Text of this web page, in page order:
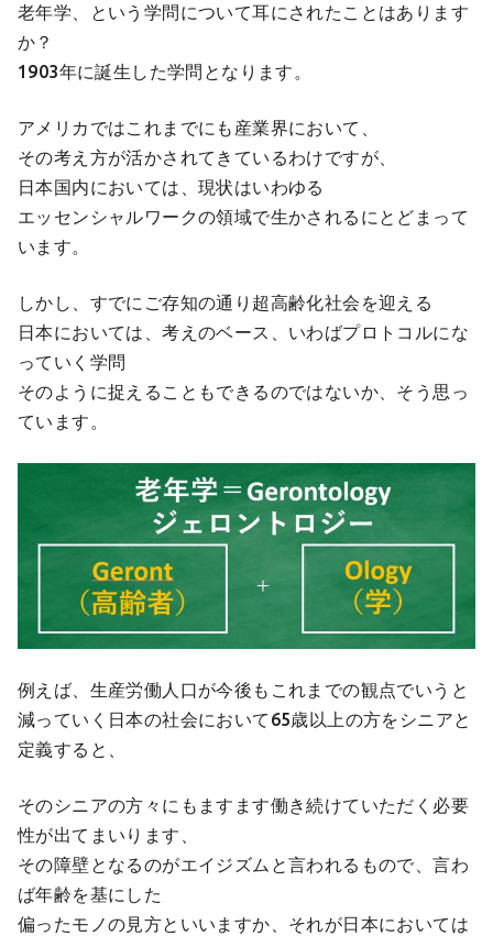
老年学、という学問について耳にされたことはあります
か？
1903年に誕生した学問となります。
アメリカではこれまでにも産業界において、
その考え方が活かされてきているわけですが、
日本国内においては、現状はいわゆる
エッセンシャルワークの領域で生かされるにとどまって
います。
しかし、すでにご存知の通り超高齢化社会を迎える
日本においては、考えのベース、いわばプロトコルにな
っていく学問
そのように捉えることもできるのではないか、そう思っ
ています。
例えば、生産労働人口が今後もこれまでの観点でいうと
減っていく日本の社会において65歳以上の方をシニアと
定義すると、
そのシニアの方々にもますます働き続けていただく必要
性が出てまいります、
その障壁となるのがエイジズムと言われるもので、言わ
ば年齢を基にした
偏ったモノの見方といいますか、それが日本においては